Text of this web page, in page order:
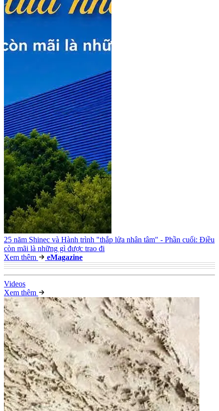
25 năm Shinec và Hành trình "thắp lửa nhân tâm" - Phần cuối: Điều
còn mãi là những gì được trao đi
Xem thêm
eMagazine
Videos
Xem thêm